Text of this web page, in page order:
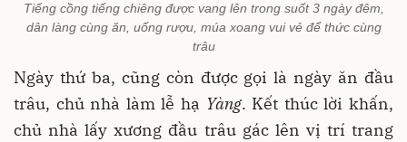
Tiếng cồng tiếng chiêng được vang lên trong suốt 3 ngày đêm,
dân làng cùng ăn, uống rượu, múa xoang vui vẻ để thức cùng
trâu
Ngày thứ ba, cũng còn được gọi là ngày ăn đầu
trâu, chủ nhà làm lễ hạ Yàng. Kết thúc lời khấn,
chủ nhà lấy xương đầu trâu gác lên vị trí trang